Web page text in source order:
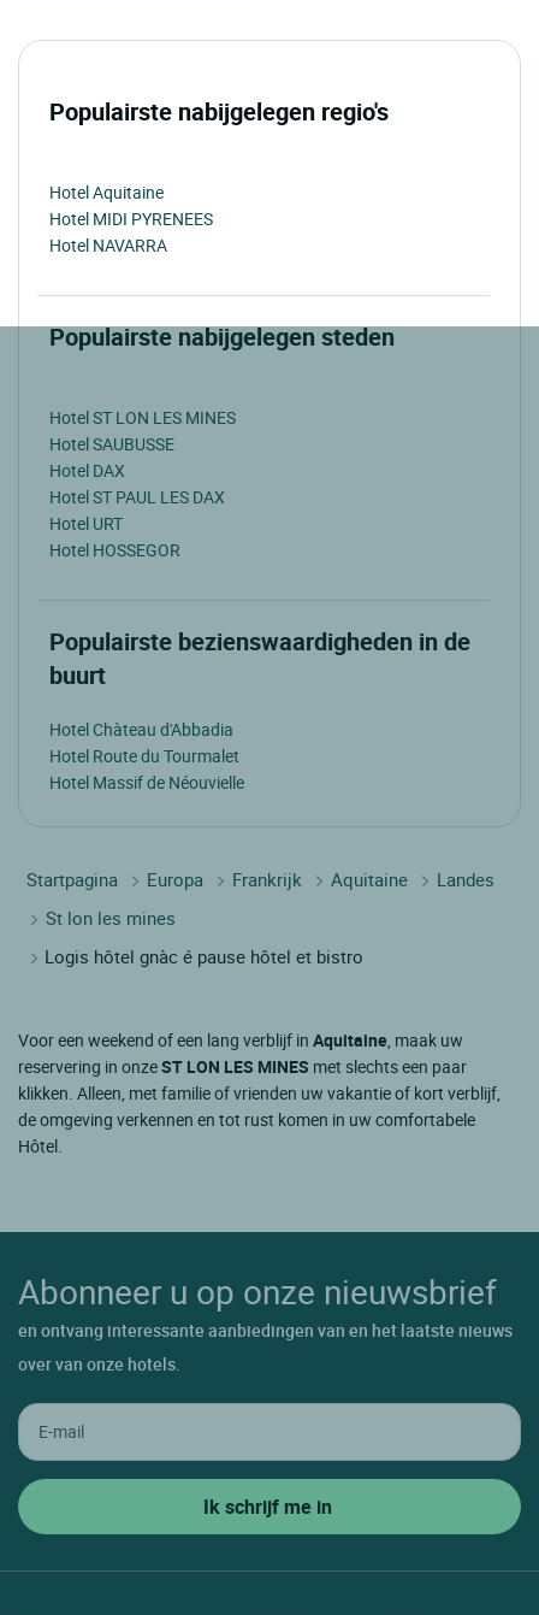
Populairste nabijgelegen regio's
Hotel Aquitaine
Hotel MIDI PYRENEES
Hotel NAVARRA
Populairste nabijgelegen steden
Hotel ST LON LES MINES
Hotel SAUBUSSE
Hotel DAX
Hotel ST PAUL LES DAX
Hotel URT
Hotel HOSSEGOR
Populairste bezienswaardigheden in de
buurt
Hotel Chàteau d'Abbadia
Hotel Route du Tourmalet
Hotel Massif de Néouvielle
Startpagina Europa Frankrijk Aquitaine
Landes
St lon les mines
Logis hôtel gnàc é pause hôtel et bistro
Voor een weekend of een lang verblijf in Aquitaine , maak uw
reservering in onzeST LON LES MINES met slechts een paar
klikken. Alleen, met familie of vrienden uw vakantie of kort verblijf,
de omgeving verkennen en tot rust komen in uw comfortabele
Hôtel.
Abonneer u op onze nieuwsbrief
en ontvang interessante aanbiedingen van en het laatste nieuws
over van onze hotels.